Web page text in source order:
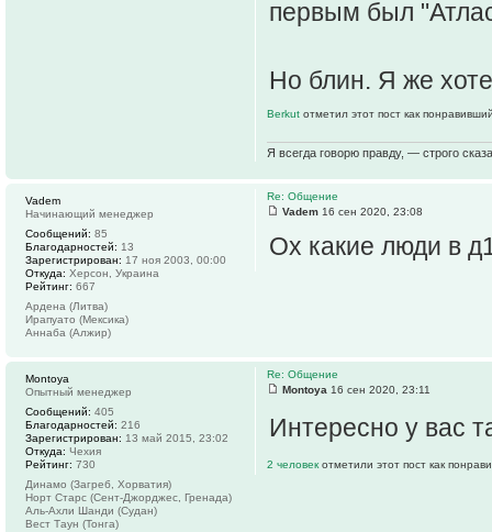
первым был
Но блин. Я же
Berkut отметил этот пост как
Я всегда говорю правду, — строго
Re: Общение
Vadem 16 сен 2020, 23:08
Ох какие люди в
Vadem
Начинающий менеджер
Сообщений: 85
Благодарностей: 13
Зарегистрирован: 17 ноя 2003, 00:00
Откуда: Херсон, Украина
Рейтинг: 667
Ардена (Литва)
Ирапуато (Мексика)
Аннаба (Алжир)
Re: Общение
Montoya 16 сен 2020, 23:11
Интересно у вас
2 человек отметили этот пост как
Montoya
Опытный менеджер
Сообщений: 405
Благодарностей: 216
Зарегистрирован: 13 май 2015, 23:02
Откуда: Чехия
Рейтинг: 730
Динамо (Загреб, Хорватия)
Норт Старс (Сент-Джорджес, Гренада)
Аль-Ахли Шанди (Судан)
Вест Таун (Тонга)